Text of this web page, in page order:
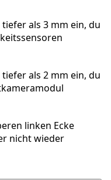
als 3 mm ein, du
als 2 mm ein, du
linken Ecke
nicht wieder